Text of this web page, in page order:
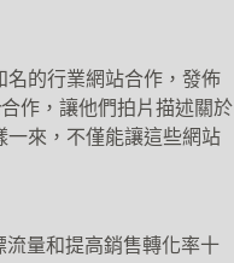
名的行業網站合作，發佈
作，讓他們拍片描述關於
一來，不僅能讓這些網站
流量和提高銷售轉化率十